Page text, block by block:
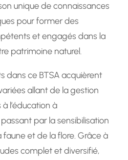
unique de connaissances
pour former des
et engagés dans la
patrimoine naturel.
dans ce BTSA acquièrent
allant de la gestion
l’éducation à
par la sensibilisation
et de la flore. Grâce à
complet et diversifié,